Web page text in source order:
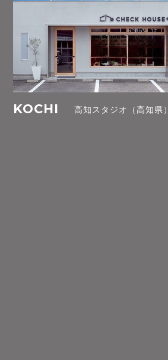
KOCHI 高知スタジオ（高知県）